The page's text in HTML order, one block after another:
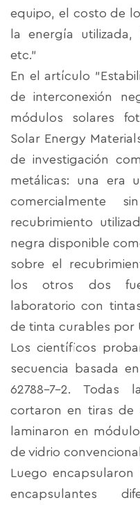
equipo, el costo de
la energía
etc.”
En el artículo
de interconexión
módulos solares
Solar Energy
de investigación
metálicas: una era
comercialmente
recubrimiento
negra disponible
sobre el
los otros dos
laboratorio con
de tinta curables por
Los científicos
secuencia basada
62788-7-2. Todas
cortaron en tiras
laminaron en
de vidrio
Luego
encapsulantes